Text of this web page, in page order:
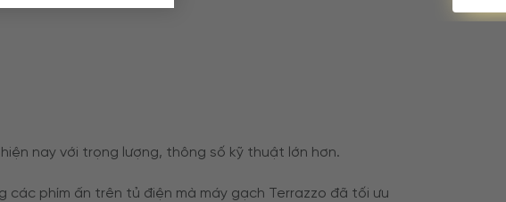
nay với trọng lượng, thông số kỹ thuật lớn hơn.
các phím ấn trên tủ điện mà máy gạch Terrazzo đã tối ưu